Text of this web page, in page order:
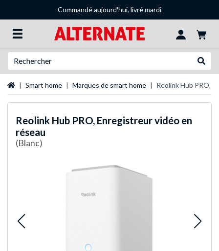
Commandé aujourd'hui, livré mardi
Page d'accueil
Smart home Marques de smart home Reolink Hub PRO,
Reolink Hub PRO, Enregistreur vidéo en
réseau
(Blanc)